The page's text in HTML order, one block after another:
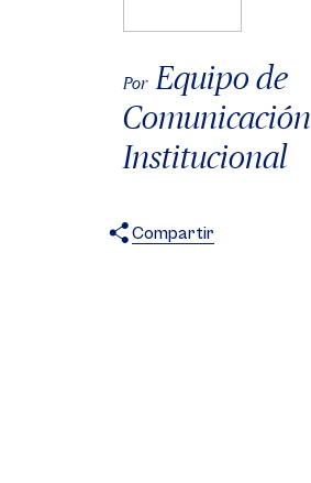
Por Equipo de
Comunicación
Institucional
Compartir